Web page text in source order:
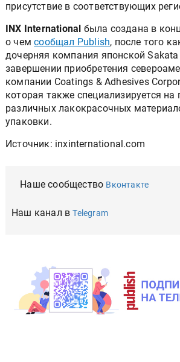
присутствие в соответствующих
INX International была создана в
о чемсообщал Publish, после того
дочерняя компания японской
завершении приобретения
компании Coatings & Adhesives
которая также специализируется на
различных лакокрасочных
упаковки.
Источник: inxinternational.com
Наше сообщество Вконтакте
Наш канал вTelegram